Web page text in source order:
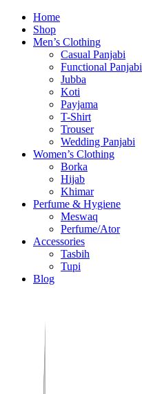
Home
Shop
Men’s Clothing
Casual Panjabi
Functional Panjabi
Jubba
Koti
Payjama
T-Shirt
Trouser
Wedding Panjabi
Women’s Clothing
Borka
Hijab
Khimar
Perfume & Hygiene
Meswaq
Perfume/Ator
Accessories
Tasbih
Tupi
Blog